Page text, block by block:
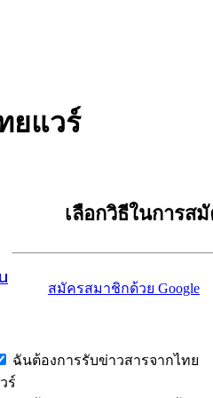
ยแวร์
เลือกวิธีในการส
สมัครสมาชิกด้วย Google
ฉันต้องการรับข่าวสารจากไทย
ร์